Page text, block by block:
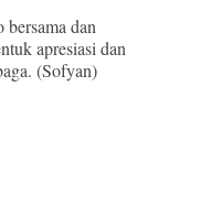
dan
apresiasi dan
(Sofyan)